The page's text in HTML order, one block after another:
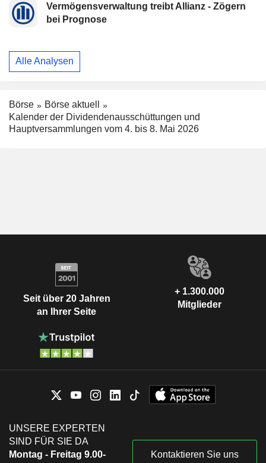
Vermögensverwaltung treibt Allianz - Zögern
bei Prognose
Alle Analysen
Börse
Börse aktuell
Kalender der Dividendenausschüttungen und
Hauptversammlungen vom 4. bis 8. Mai 2026
Seit über 20 Jahren
an Ihrer Seite
+ 1.300.000
Mitglieder
UNSERE EXPERTEN
SIND FÜR SIE DA
Montag - Freitag 9.00-
Kontaktieren Sie uns